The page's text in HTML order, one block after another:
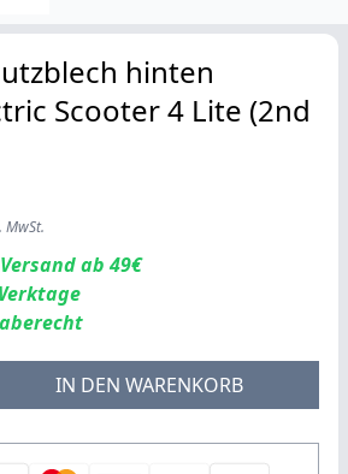
hinten
Scooter 4 Lite (2nd
MwSt.
Versand ab 49€
IN DEN WARENKORB